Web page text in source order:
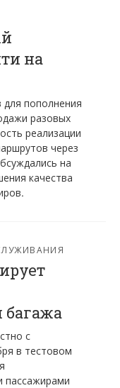
на
для пополнения
разовых
реализации
через
на
качества
багажа
с
в тестовом
пассажирами